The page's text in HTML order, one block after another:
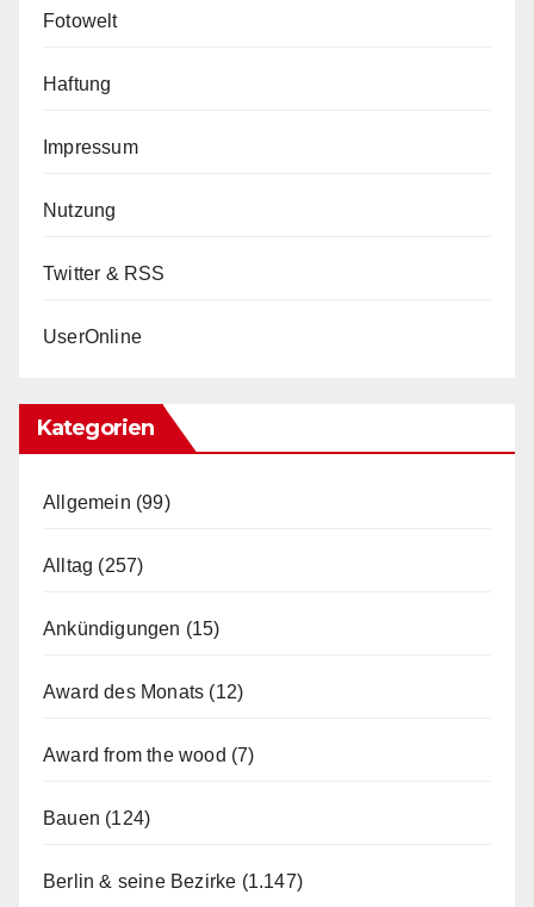
Fotowelt
Haftung
Impressum
Nutzung
Twitter & RSS
UserOnline
Kategorien
Allgemein (99)
Alltag (257)
Ankündigungen (15)
Award des Monats (12)
Award from the wood (7)
Bauen (124)
Berlin & seine Bezirke (1.147)